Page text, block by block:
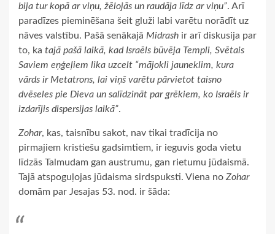
bija tur kopā ar viņu, žēlojās un raudāja līdz ar viņu”. Arī
paradīzes pieminēšana šeit gluži labi varētu norādīt uz
nāves valstību. Pašā senākajā Midrash ir arī diskusija par
to, ka tajā pašā laikā, kad Israēls būvēja Templi, Svētais
Saviem eņģeļiem lika uzcelt “mājokli jauneklim, kura
vārds ir Metatrons, lai viņš varētu pārvietot taisno
dvēseles pie Dieva un salīdzināt par grēkiem, ko Israēls ir
izdarījis dispersijas laikā”.
Zohar, kas, taisnību sakot, nav tikai tradīcija no
pirmajiem kristiešu gadsimtiem, ir ieguvis goda vietu
līdzās Talmudam gan austrumu, gan rietumu jūdaismā.
Tajā atspoguļojas jūdaisma sirdspuksti. Viena no Zohar
domām par Jesajas 53. nod. ir šāda: